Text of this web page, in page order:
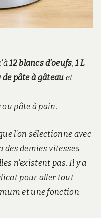
12 blancs d’oeufs,1 L
de pâte à gâteauet
pâte à pain.
l’on sélectionne avec
des demies vitesses
n’existent pas. Il y a
pour aller tout
et une fonction